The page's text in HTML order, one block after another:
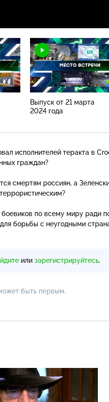
Выпуск от 21 марта
2024 года
исполнителей теракта в
граждан?
смертям россиян, а
по всему миру ради
борьбы с неугодными
или зарегистрируйтесь.
быть первым.